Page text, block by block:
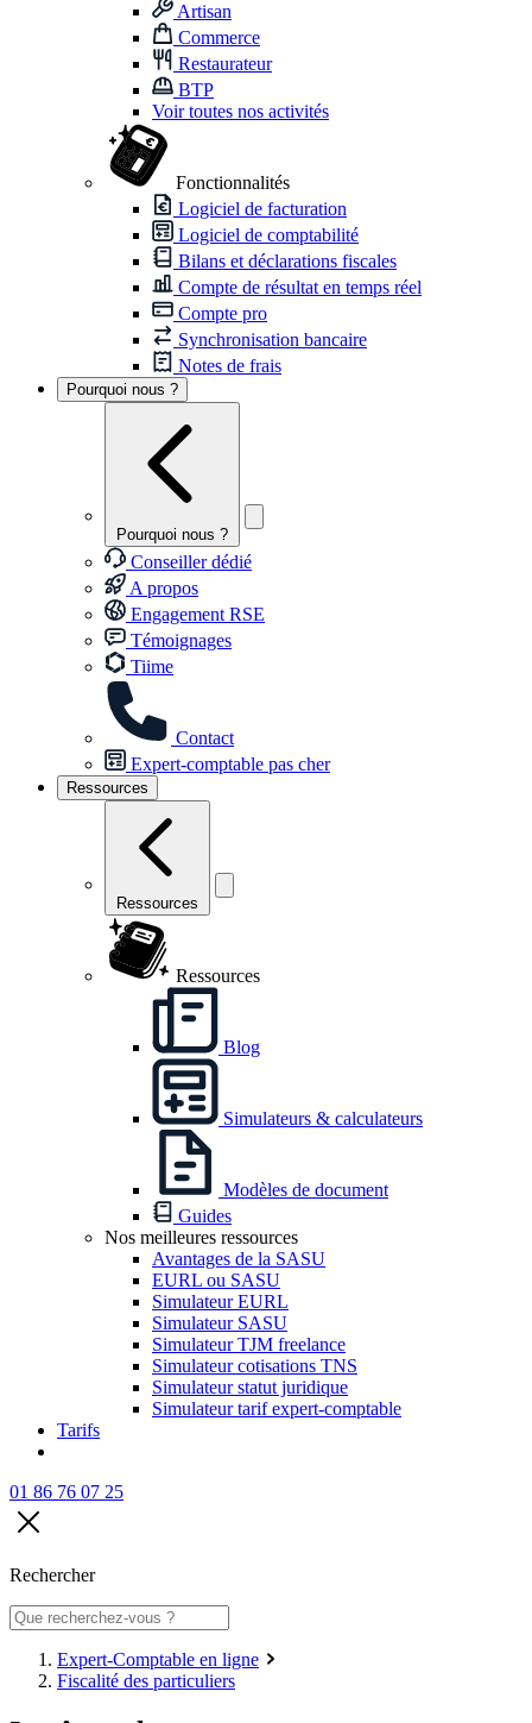
Artisan
Commerce
Restaurateur
BTP
Voir toutes nos activités
Fonctionnalités
Logiciel de facturation
Logiciel de comptabilité
Bilans et déclarations fiscales
Compte de résultat en temps réel
Compte pro
Synchronisation bancaire
Notes de frais
Pourquoi nous ?
Pourquoi nous ?
Conseiller dédié
A propos
Engagement RSE
Témoignages
Tiime
Contact
Expert-comptable pas cher
Ressources
Ressources
Ressources
Blog
Simulateurs & calculateurs
Modèles de document
Guides
Nos meilleures ressources
Avantages de la SASU
EURL ou SASU
Simulateur EURL
Simulateur SASU
Simulateur TJM freelance
Simulateur cotisations TNS
Simulateur statut juridique
Simulateur tarif expert-comptable
Tarifs
01 86 76 07 25
Rechercher
Expert-Comptable en ligne
Fiscalité des particuliers